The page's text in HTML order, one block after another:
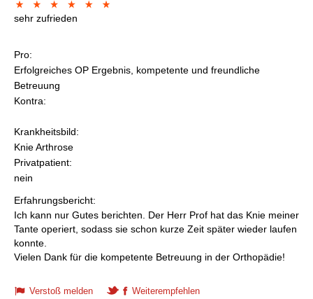
sehr zufrieden
Pro:
Erfolgreiches OP Ergebnis, kompetente und freundliche
Betreuung
Kontra:
Krankheitsbild:
Knie Arthrose
Privatpatient:
nein
Erfahrungsbericht:
Ich kann nur Gutes berichten. Der Herr Prof hat das Knie meiner
Tante operiert, sodass sie schon kurze Zeit später wieder laufen
konnte.
Vielen Dank für die kompetente Betreuung in der Orthopädie!
Verstoß melden
Weiterempfehlen